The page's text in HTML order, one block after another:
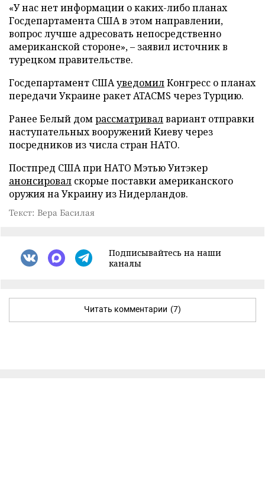
«У нас нет информации о каких-либо планах
Госдепартамента США в этом направлении,
вопрос лучше адресовать непосредственно
американской стороне», – заявил источник в
турецком правительстве.
Госдепартамент СШАуведомилКонгресс о планах
передачи Украине ракет ATACMS через Турцию.
Ранее Белый домрассматривалвариант отправки
наступательных вооружений Киеву через
посредников из числа стран НАТО.
Постпред США при НАТО Мэтью Уитэкер
анонсировал скорые поставки американского
оружия на Украину из Нидерландов.
Текст: Вера Басилая
Подписывайтесь на наши
каналы
Читать комментарии (7)